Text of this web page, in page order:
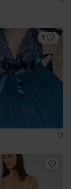
1
M